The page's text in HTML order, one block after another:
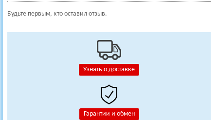
Узнать о доставке
Гарантии и обмен
Будьте первым, кто оставил отзыв.